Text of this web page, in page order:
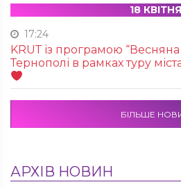
18 КВІТНЯ
17:24
KRUТ із програмою “Весняна
Тернополі в рамках туру
БІЛЬШЕ
АРХІВ НОВИН